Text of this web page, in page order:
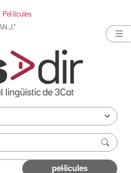
Pel·lícules
J."
pel·lícules